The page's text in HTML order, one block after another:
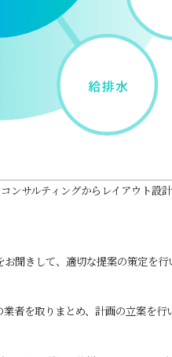
ンサルティングからレイアウト
聞きして、適切な提案の策定を行
者を取りまとめ、計画の立案を行